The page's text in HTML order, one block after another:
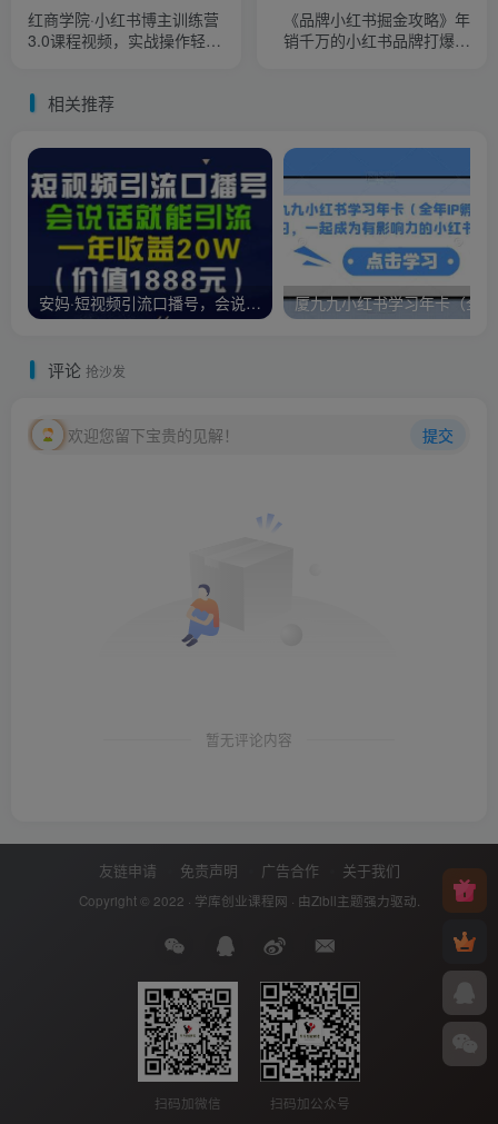
红商学院·小红书博主训练营
3.0课程视频，实战操作轻松
《品牌小红书掘金攻略》年
销千万的小红书品牌打爆款
相关推荐
安妈·短视频引流口播号，会说话就能引流，一年收益20W（价值1888元）
评论 抢沙发
欢迎您留下宝贵的见解！ 提交
暂无评论内容
友链申请 免责声明 广告合作 关于我们
Copyright © 2022 · 学库创业课程网 · 由Zibll主题强力驱动.
扫码加微信 扫码加公众号